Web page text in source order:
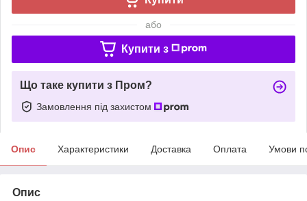
або
Купити з
Що таке купити з Пром?
Замовлення під захистом
Опис Характеристики Доставка Оплата Умови
Опис